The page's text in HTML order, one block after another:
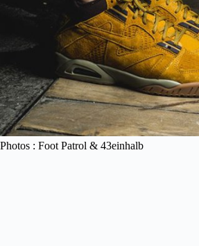
Photos : Foot Patrol & 43einhalb